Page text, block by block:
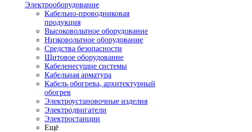
Электрооборудование
Кабельно-проводниковая
продукция
Высоковольтное оборудование
Низковольтное оборудование
Средства безопасности
Щитовое оборудование
Кабеленесущие системы
Кабельная арматура
Кабель обогрева, архитектурный
обогрев
Электроустановочные изделия
Электродвигатели
Электростанции
Ещё